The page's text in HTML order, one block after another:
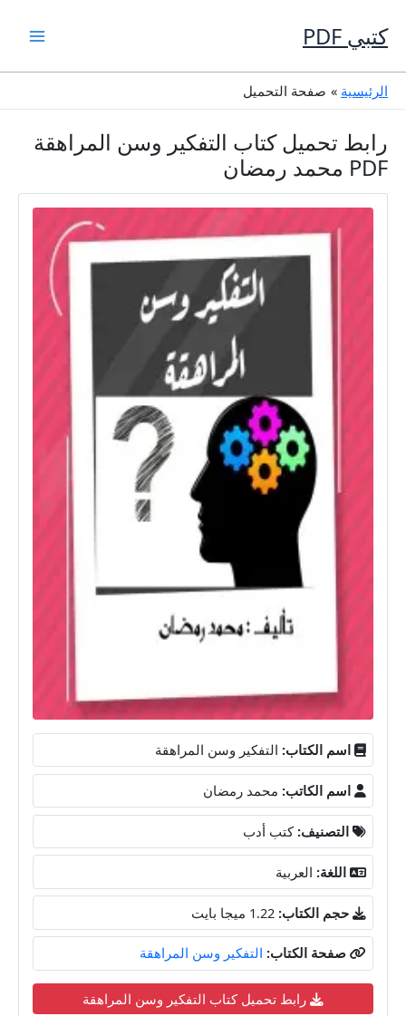
إلى
المحتوى
كتبي PDF
الرئيسية صفحة التحميل
رابط تحميل كتاب التفكير وسن المراهقة
PDF محمد رمضان
اسم الكتاب: التفكير وسن المراهقة
اسم الكاتب: محمد رمضان
التصنيف: كتب أدب
اللغة: العربية
حجم الكتاب: 1.22 ميجا بايت
صفحة الكتاب: التفكير وسن المراهقة
رابط تحميل كتاب التفكير وسن المراهقة